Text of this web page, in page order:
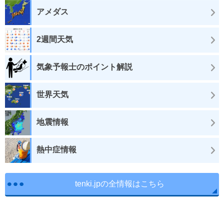
アメダス
2週間天気
気象予報士のポイント解説
世界天気
地震情報
熱中症情報
tenki.jpの全情報はこちら